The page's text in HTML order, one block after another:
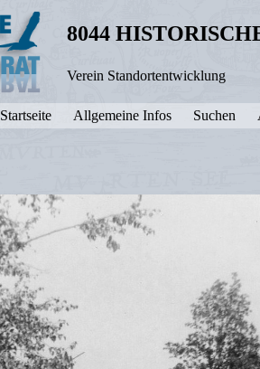
8044
Verein Standortentwicklung
Startseite Allgemeine Infos Suchen